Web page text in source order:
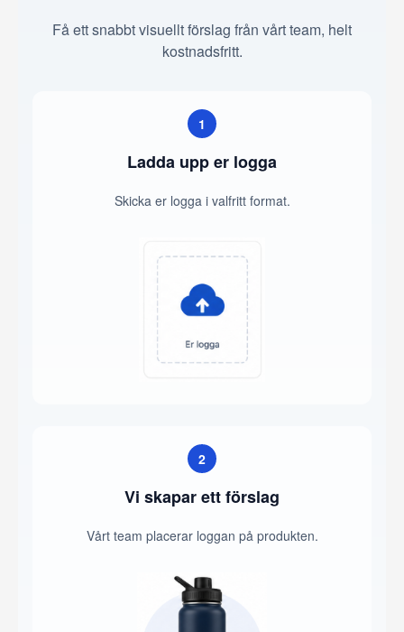
Få ett snabbt visuellt förslag från vårt team, helt
kostnadsfritt.
1
Ladda upp er logga
Skicka er logga i valfritt format.
2
Vi skapar ett förslag
Vårt team placerar loggan på produkten.